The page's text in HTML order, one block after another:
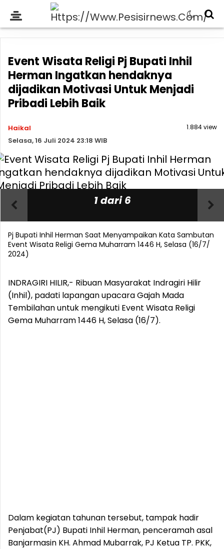
Event Wisata Religi Pj Bupati Inhil
Herman Ingatkan hendaknya
dijadikan Motivasi Untuk Menjadi
Pribadi Lebih Baik
Haikal
Selasa, 16 Juli 2024 23:18 WIB
1.884 view
1 dari 6
Pj Bupati Inhil Herman Saat Menyampaikan Kata Sambutan
Event Wisata Religi Gema Muharram 1446 H, Selasa (16/7/
2024)
INDRAGIRI HILIR,- Ribuan Masyarakat Indragiri Hilir
(Inhil), padati lapangan upacara Gajah Mada
Tembilahan untuk mengikuti Event Wisata Religi
Gema Muharram 1446 H, Selasa (16/7).
Dalam kegiatan tahunan tersebut, tampak hadir
Penjabat(PJ) Bupati Inhil Herman, penceramah asal
Banjarmasin KH. Ahmad Mubarrak, PJ Ketua TP. PKK,